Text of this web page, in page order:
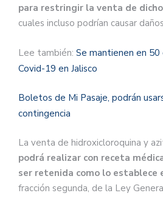
para restringir la venta de
cuales incluso podrían causar
Lee también: Se mantienen en 50
Covid-19 en Jalisco
Boletos de Mi Pasaje, podrán
contingencia
La venta de hidroxicloroquina y
podrá realizar con receta
ser retenida como lo establece
fracción segunda, de la Ley